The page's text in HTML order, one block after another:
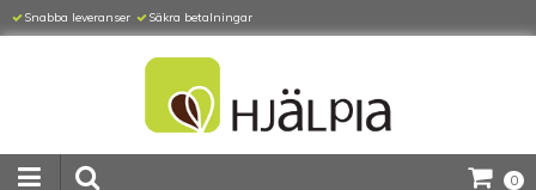
Snabba leveranser Säkra betalningar
0